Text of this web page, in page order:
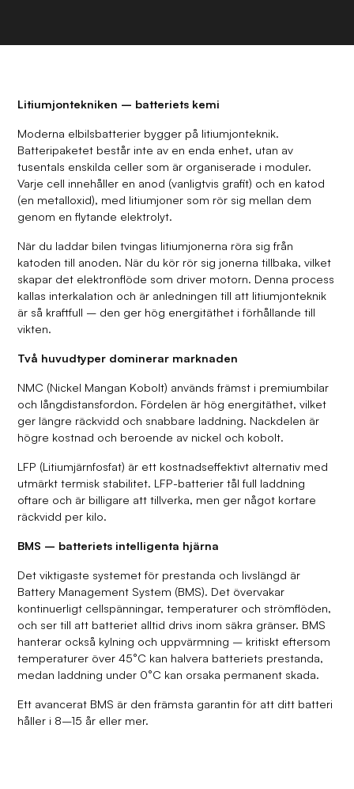
Litiumjontekniken – batteriets kemi
Moderna elbilsbatterier bygger på litiumjonteknik.
Batteripaketet består inte av en enda enhet, utan av
tusentals enskilda celler som är organiserade i moduler.
Varje cell innehåller en anod (vanligtvis grafit) och en katod
(en metalloxid), med litiumjoner som rör sig mellan dem
genom en flytande elektrolyt.
När du laddar bilen tvingas litiumjonerna röra sig från
katoden till anoden. När du kör rör sig jonerna tillbaka, vilket
skapar det elektronflöde som driver motorn. Denna process
kallas interkalation och är anledningen till att litiumjonteknik
är så kraftfull – den ger hög energitäthet i förhållande till
vikten.
Två huvudtyper dominerar marknaden
NMC (Nickel Mangan Kobolt) används främst i premiumbilar
och långdistansfordon. Fördelen är hög energitäthet, vilket
ger längre räckvidd och snabbare laddning. Nackdelen är
högre kostnad och beroende av nickel och kobolt.
LFP (Litiumjärnfosfat) är ett kostnadseffektivt alternativ med
utmärkt termisk stabilitet. LFP-batterier tål full laddning
oftare och är billigare att tillverka, men ger något kortare
räckvidd per kilo.
BMS – batteriets intelligenta hjärna
Det viktigaste systemet för prestanda och livslängd är
Battery Management System (BMS). Det övervakar
kontinuerligt cellspänningar, temperaturer och strömflöden,
och ser till att batteriet alltid drivs inom säkra gränser. BMS
hanterar också kylning och uppvärmning – kritiskt eftersom
temperaturer över 45°C kan halvera batteriets prestanda,
medan laddning under 0°C kan orsaka permanent skada.
Ett avancerat BMS är den främsta garantin för att ditt batteri
håller i 8–15 år eller mer.